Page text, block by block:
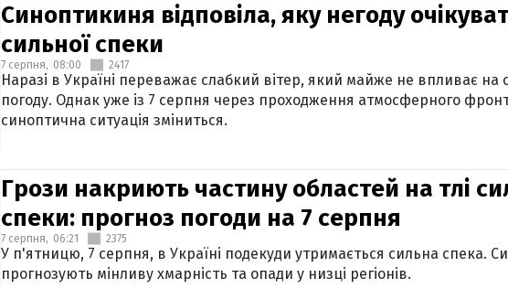
Синоптикиня відповіла, яку негоду
сильної спеки
7 серпня, 08:00 2417
Наразі в Україні переважає слабкий вітер, який майже не впливає на
погоду. Однак уже із 7 серпня через проходження атмосферного
синоптична ситуація зміниться.
Грози накриють частину областей на тлі
спеки: прогноз погоди на 7 серпня
7 серпня, 06:21 2375
У п'ятницю, 7 серпня, в Україні подекуди утримається сильна спека.
прогнозують мінливу хмарність та опади у низці регіонів.